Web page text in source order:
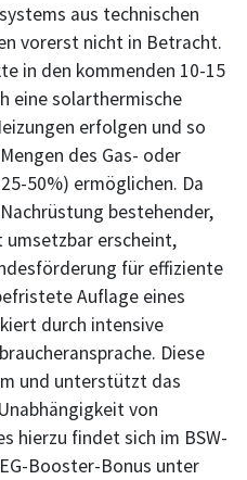
aus technischen
vorerst nicht in Betracht.
in den kommenden 10-15
eine solarthermische
erfolgen und so
des Gas- oder
50%) ermöglichen. Da
bestehender,
umsetzbar erscheint,
für effiziente
Auflage eines
durch intensive
Diese
und unterstützt das
von
hierzu findet sich im BSW-
Booster-Bonus unter